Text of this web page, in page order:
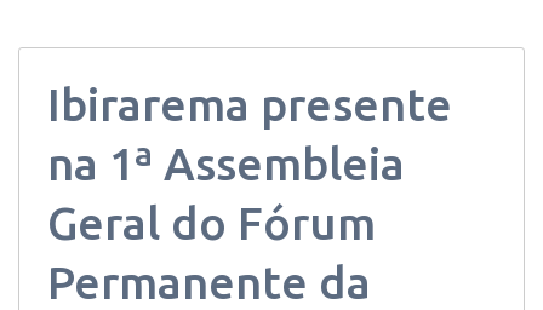
Ibirarema presente
na 1ª Assembleia
Geral do Fórum
Permanente da